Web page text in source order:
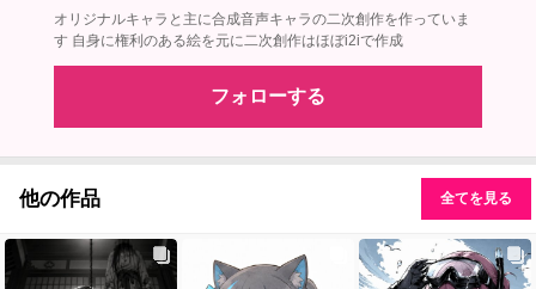
オリジナルキャラと主に合成音声キャラの二次創作を作っていま
す 自身に権利のある絵を元に二次創作はほぼi2iで作成
フォローする
他の作品 全てを見る